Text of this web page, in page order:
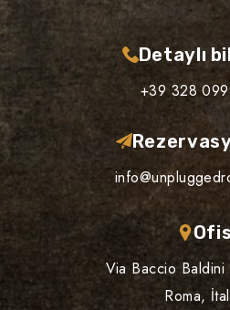
Detaylı
+39 328
Ofis
Via Baccio
Roma,